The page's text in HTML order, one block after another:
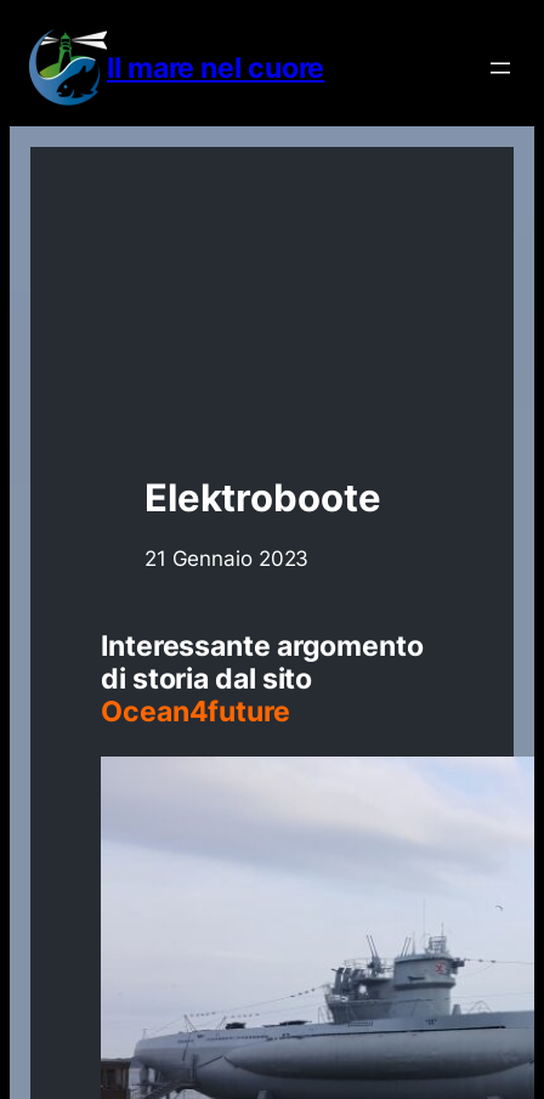
contenuto
Il mare nel cuore
Elektroboote
21 Gennaio 2023
Interessante argomento
di storia dal sito
Ocean4future